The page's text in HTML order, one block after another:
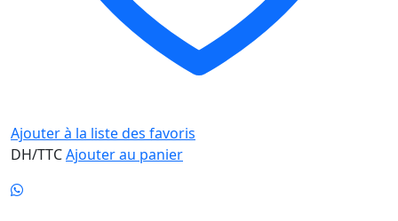
Ajouter à la liste des favoris
DH/TTCAjouter au panier